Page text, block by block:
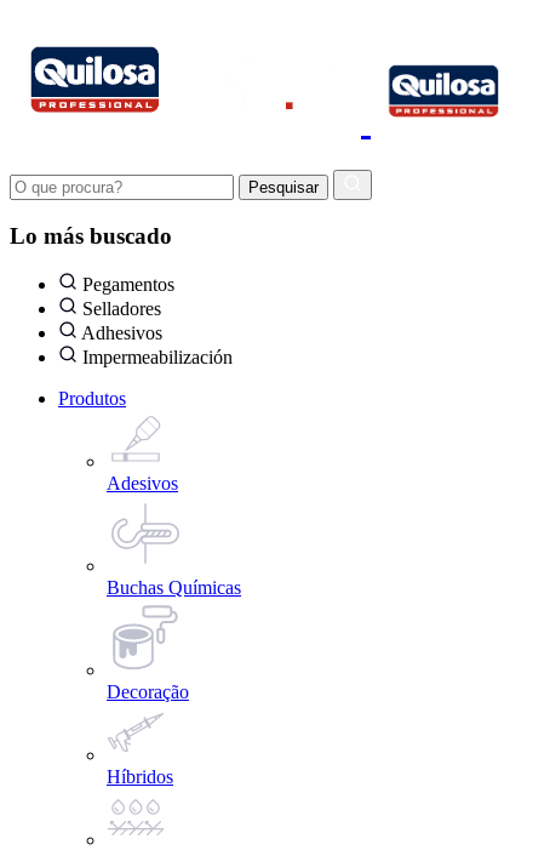
Lo más buscado
Pegamentos
Selladores
Adhesivos
Impermeabilización
Produtos
Adesivos
Buchas Químicas
Decoração
Híbridos